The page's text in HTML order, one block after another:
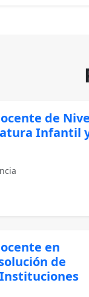
de
Infantil
en
de